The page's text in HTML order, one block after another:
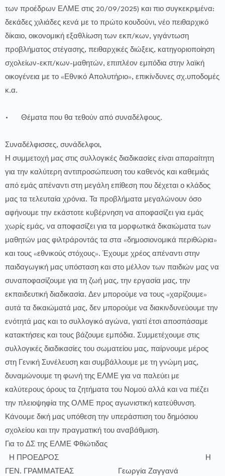
των προέδρων ΕΛΜΕ στις 20/09/2025) και πιο συγκεκριμένα:
δεκάδες χιλιάδες κενά με το πρώτο κουδούνι, νέο πειθαρχικό
δίκαιο, οικονομική εξαθλίωση των εκπ/κων, γιγάντωση
προβλήματος στέγασης, πειθαρχικές διώξεις, κατηγοριοποίηση
σχολείων-εκπ/κων-μαθητών, επιπλέον εμπόδια στην λαϊκή
οικογένεια με το «Εθνικό Απολυτήριο», επικίνδυνες σχ.υποδομές
κ.α.
• Θέματα που θα τεθούν από συναδέλφους.
Συναδέλφισσες, συνάδελφοι,
Η συμμετοχή μας στις συλλογικές διαδικασίες είναι απαραίτητη
για την καλύτερη αντιπροσώπευση του καθενός και καθεμιάς
από εμάς απέναντι στη μεγάλη επίθεση που δέχεται ο κλάδος
μας τα τελευταία χρόνια. Τα προβλήματα μεγαλώνουν όσο
αφήνουμε την εκάστοτε κυβέρνηση να αποφασίζει για εμάς
χωρίς εμάς, να αποφασίζει για τα μορφωτικά δικαιώματα των
μαθητών μας φιλτράροντάς τα στα «δημοσιονομικά περιθώρια»
και τους «εθνικούς στόχους». Έχουμε χρέος απέναντι στην
παιδαγωγική μας υπόσταση και στο μέλλον των παιδιών μας να
συναποφασίζουμε για τη ζωή μας, την εργασία μας, την
εκπαιδευτική διαδικασία. Δεν μπορούμε να τους «χαρίζουμε»
αυτά τα δικαιώματά μας, δεν μπορούμε να διακινδυνεύουμε την
ενότητά μας και το συλλογικό αγώνα, γιατί έτσι αποσπάσαμε
κατακτήσεις και τους βάζουμε εμπόδια. Συμμετέχουμε στις
συλλογικές διαδικασίες του σωματείου μας, παίρνουμε μέρος
στη Γενική Συνέλευση και συμβάλλουμε με τη γνώμη μας,
δυναμώνουμε τη φωνή της ΕΛΜΕ για να παλεύει με
καλύτερους όρους τα ζητήματα του Νομού αλλά και να πιέζει
την πλειοψηφία της ΟΛΜΕ προς αγωνιστική κατεύθυνση.
Κάνουμε δική μας υπόθεση την υπεράσπιση του δημόσιου
σχολείου και την πραγματική του αναβάθμιση.
Για το ΔΣ της ΕΛΜΕ Φθιώτιδας
Η ΠΡΟΕΔΡΟΣ Η
ΓΕΝ. ΓΡΑΜΜΑΤΕΑΣ Γεωργία Ζαγγανά